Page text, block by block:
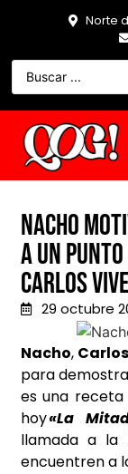
Norte
Nacho
a un punto
Carlos
29 octubre
Nacho,
para
es una
hoy«La
llamada a la
encuentren a